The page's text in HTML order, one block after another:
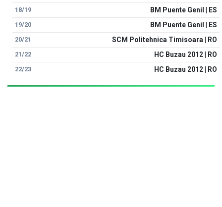
18/19 BM Puente Genil | ES
19/20 BM Puente Genil | ES
20/21 SCM Politehnica Timisoara | RO
21/22 HC Buzau 2012 | RO
22/23 HC Buzau 2012 | RO